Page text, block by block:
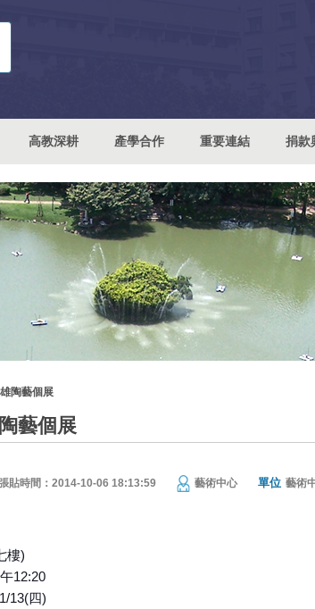
高教深耕 產學合作 重要連結 捐款
陶藝個展
藝個展
貼時間：2014-10-06 18:13:59 藝術中心 單位 藝術
樓)
12:20
13(四)